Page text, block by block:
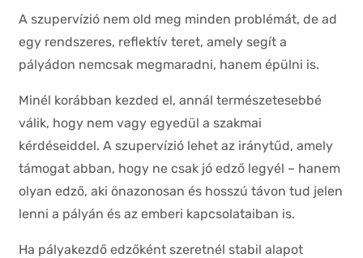
A szupervízió nem old meg minden problémát, de ad
egy rendszeres, reflektív teret, amely segít a
pályádon nemcsak megmaradni, hanem épülni is.
Minél korábban kezded el, annál természetesebbé
válik, hogy nem vagy egyedül a szakmai
kérdéseiddel. A szupervízió lehet az iránytűd, amely
támogat abban, hogy ne csak jó edző legyél – hanem
olyan edző, aki önazonosan és hosszú távon tud jelen
lenni a pályán és az emberi kapcsolataiban is.
Ha pályakezdő edzőként szeretnél stabil alapot